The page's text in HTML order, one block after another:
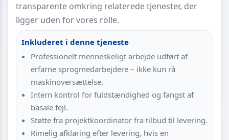
transparente omkring relaterede tjenester, der
ligger uden for vores rolle.
Inkluderet i denne tjeneste
Professionelt menneskeligt arbejde udført af
erfarne sprogmedarbejdere – ikke kun rå
maskinoversættelse.
Intern kontrol for fuldstændighed og fangst af
basale fejl.
Støtte fra projektkoordinator fra tilbud til levering.
Rimelig afklaring efter levering, hvis en